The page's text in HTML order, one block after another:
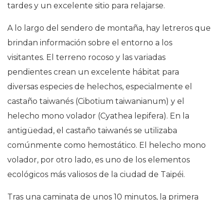
tardes y un excelente sitio para relajarse.
A lo largo del sendero de montaña, hay letreros que
brindan información sobre el entorno a los
visitantes. El terreno rocoso y las variadas
pendientes crean un excelente hábitat para
diversas especies de helechos, especialmente el
castaño taiwanés (Cibotium taiwanianum) y el
helecho mono volador (Cyathea lepifera). En la
antigüedad, el castaño taiwanés se utilizaba
comúnmente como hemostático. El helecho mono
volador, por otro lado, es uno de los elementos
ecológicos más valiosos de la ciudad de Taipéi.
Tras una caminata de unos 10 minutos, la primera